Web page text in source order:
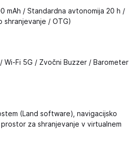
mAh / Standardna avtonomija 20 h /
shranjevanje / OTG)
Wi-Fi 5G / Zvočni Buzzer / Barometer
(Land software), navigacijsko
za shranjevanje v virtualnem